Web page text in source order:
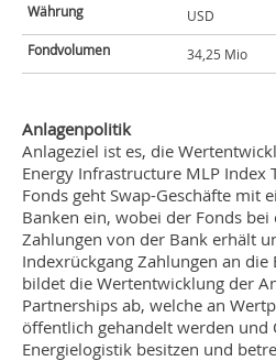
Währung
USD
Fondvolumen
34,25 Mio
Anlagenpolitik
Anlageziel ist es, die
Energy Infrastructure MLP Index
Fonds geht Swap-Geschäfte mit
Banken ein, wobei der Fonds
Zahlungen von der Bank erhält
Indexrückgang Zahlungen an
bildet die Wertentwicklung der
Partnerships ab, welche an
öffentlich gehandelt werden und
Energielogistik besitzen und